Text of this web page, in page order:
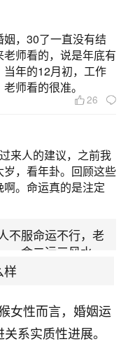
能会引起大麻
解读：
运势
2026年整体运势呈
事业上迎来晋升与
出差、外派或岗
的文书疏漏、计划
增长但破财风险
销增多，建议精
花旺盛，单身者易
样
女性而言，婚姻运
系实质性进展。
，30了一直没有结
师看的，说是年底有
年的12月初，工作
师看的很准。
26
来人的建议，之前我
，看年卦。回顾这些
。命运真的是注定
不服命运不行，老
命二运三风水，
分啊！
19